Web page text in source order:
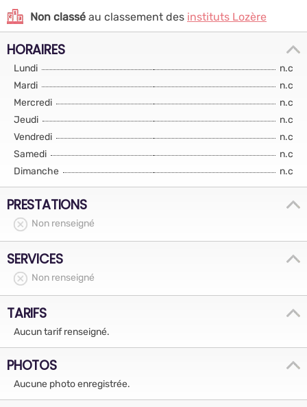
Non classé au classement des instituts Lozère
HORAIRES
Lundi
n.c
Mardi
n.c
Mercredi
n.c
Jeudi
n.c
Vendredi
n.c
Samedi
n.c
Dimanche
n.c
PRESTATIONS
Non renseigné
SERVICES
Non renseigné
TARIFS
Aucun tarif renseigné.
PHOTOS
Aucune photo enregistrée.